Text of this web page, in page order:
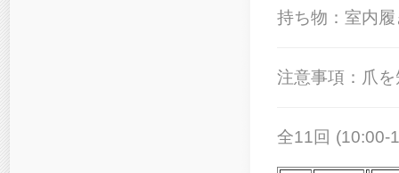
持ち物： 室内
注意事項：爪
全11回 (10:00-